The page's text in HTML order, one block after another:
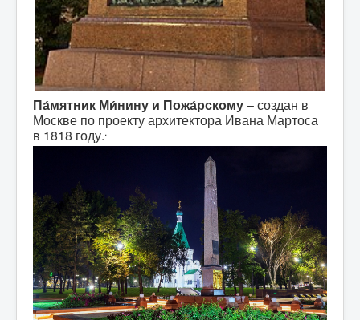
Па́мятник Ми́нину и Пожа́рскому– создан в
Москве по проекту архитектора Ивана Мартоса
в 1818 году..